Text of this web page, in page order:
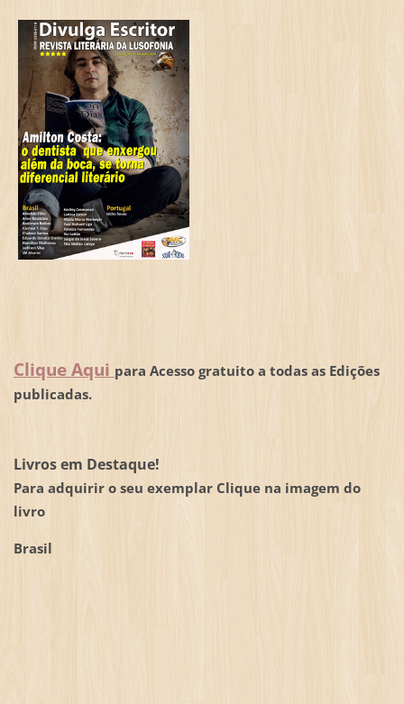
Clique Aqui para Acesso gratuito a todas as Edições
publicadas.
Livros em Destaque!
Para adquirir o seu exemplar Clique na imagem do
livro
Brasil